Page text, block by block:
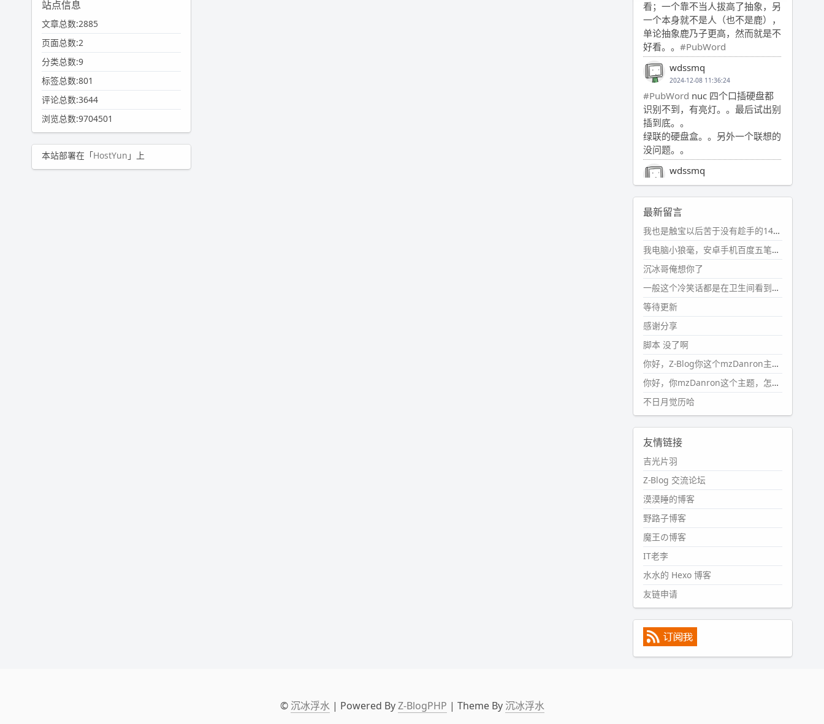
站点信息
文章总数:2885
页面总数:2
分类总数:9
标签总数:801
评论总数:3644
浏览总数:9704501
本站部署在「HostYun 」上
看；一个靠不当人拔高了抽象，另
一个本身就不是人（也不是鹿），
单论抽象鹿乃子更高，然而就是不
好看。。 #PubWord
wdssmq
2024-12-08 11:36:24
#PubWord nuc 四个口插硬盘都
识别不到，有亮灯。。最后试出别
插到底。。
绿联的硬盘盒。。另外一个联想的
没问题。。
wdssmq
2024-11-19 17:31:51
#PubWord近期观影记录：超级
马里奥，死侍与金刚狼。。
wdssmq
2024-10-08 10:12:25
#PubWord搬家也告一段落，虽
然搬过来的东西还得归置，新衣柜
虽说已经散俩月味儿了，但还是不
想放衣服进去。
wdssmq
2024-09-23 21:00:49
#PubWord
一次？？碎雨集_沉冰浮水_第1页
https://www.wdssmq.com/ta
g/%E7%A2%8E%E9%9B%A8%E
9%9B%86/
wdssmq
2024-09-23 20:58:40
话，2024 年目前只发了 13 条
嘟？？？？
wdssmq
2024-09-15 10:32:07
#PubWordVSCode 内 git 操作卡
住的时候没办法主动取消一直是个
痛点，一般都是推送或拉取，今天
连提交都卡了。。
wdssmq
#PubWord又一个夏天过去了，
所以今年也没买防水鞋套；然后天
凉了，为了应对踢被子买了睡袋，
不知道 1.2 米会不会略窄。。
最新留言
我也是触宝以后苦于没有趁手的14键五笔键盘久矣上面那位兄台用的百度双键点划布局我也用过很久，那个皮肤做得很粗糙，个别键位的触发区域是错位的，快速打字时很容易出错，修改它的皮肤文件校正后勉强能用，但早年出的皮肤分辨率太低，实在谈不上美观。百度小米定制版的商店里有一个"小黑板"皮肤还不错(百度官方输入法商店里没有)，但那个风格我不喜欢这两天找到了一个叫"森林集"的公众号，开发了海量的皮肤，很多都有14键版本，付费但很便宜，几块钱，终于有自己满意的输入法了搜了一下，这个工作室还是百度的官方合作伙伴，不知道为什么14键作品都不在官方商店上架，难道是百度官方在刻意放弃14键？
我电脑小狼毫，安卓手机百度五笔，皮肤用的双键点划，挺好的。
沉冰哥俺想你了
一般这个冷笑话都是在卫生间看到的多
等待更新
感谢分享
脚本 没了啊
你好，Z-Blog你这个mzDanron主题，怎么去除文章标题图像和文章摘要，仅显示标题，感谢回复！
你好，你mzDanron这个主题，怎么去除文章标题的图像和文章摘要！仅显示标题，感谢回复解决！
不日月觉历哈
友情链接
吉光片羽
Z-Blog 交流论坛
漠漠睡的博客
野路子博客
魔王の博客
IT老李
水水的 Hexo 博客
友链申请
© 沉冰浮水| Powered ByZ-BlogPHP | Theme By 沉冰浮水